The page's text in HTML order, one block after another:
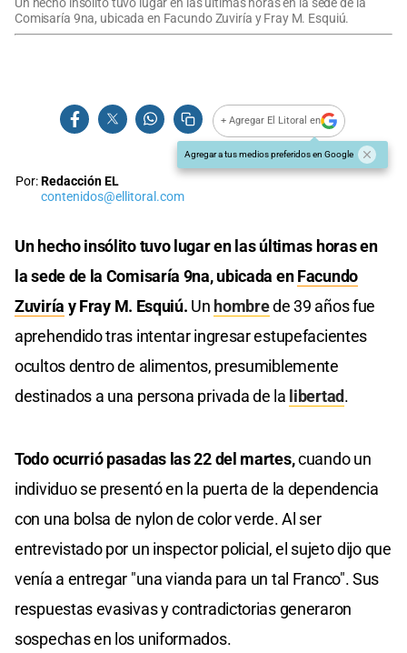
Comisaría 9na, ubicada en Facundo Zuviría y Fray M. Esquiú.
+ Agregar El Litoral en
Agregar a tus medios preferidos en Google
Por:Redacción EL
contenidos@ellitoral.com
Un hecho insólito tuvo lugar en las últimas horas en
la sede de la Comisaría 9na, ubicada enFacundo
Zuviría y Fray M. Esquiú. Un hombrede 39 años fue
aprehendido tras intentar ingresar estupefacientes
ocultos dentro de alimentos, presumiblemente
destinados a una persona privada de la libertad.
Todo ocurrió pasadas las 22 del martes,cuando un
individuo se presentó en la puerta de la dependencia
con una bolsa de nylon de color verde. Al ser
entrevistado por un inspector policial, el sujeto dijo que
venía a entregar "una vianda para un tal Franco". Sus
respuestas evasivas y contradictorias generaron
sospechas en los uniformados.